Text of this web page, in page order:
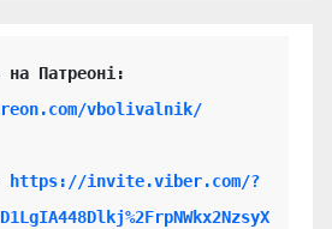
vbolivalnik/
https://invite.viber.com/?